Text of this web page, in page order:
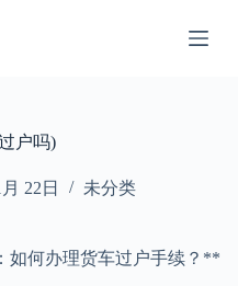
户吗)
22日 未分类
如何办理货车过户手续？**